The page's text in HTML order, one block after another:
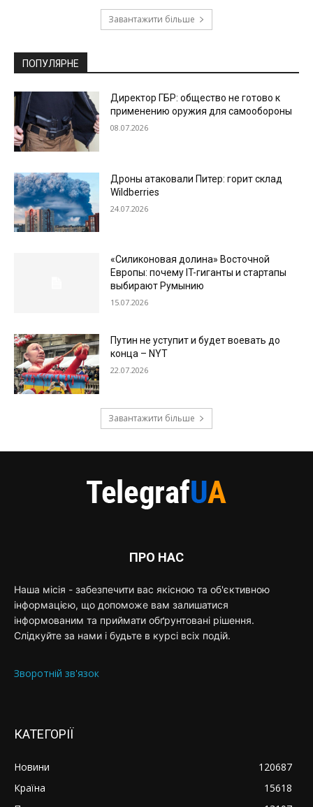
Завантажити більше
ПОПУЛЯРНЕ
Директор ГБР: общество не готово к
применению оружия для самообороны
08.07.2026
Дроны атаковали Питер: горит склад
Wildberries
24.07.2026
«Силиконовая долина» Восточной
Европы: почему IT-гиганты и стартапы
выбирают Румынию
15.07.2026
Путин не уступит и будет воевать до
конца – NYT
22.07.2026
Завантажити більше
ПРО НАС
Наша місія - забезпечити вас якісною та об'єктивною
інформацією, що допоможе вам залишатися
інформованим та приймати обґрунтовані рішення.
Слідкуйте за нами і будьте в курсі всіх подій.
Зворотній зв'язок
КАТЕГОРІЇ
Новини
120687
Країна
15618